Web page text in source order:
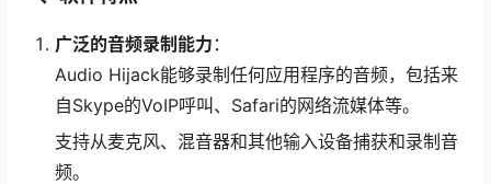
广泛的音频录制能力 ：
Audio Hijack能够录制任何应用程序的音频，包括来
自Skype的VoIP呼叫、Safari的网络流媒体等。
支持从麦克风、混音器和其他输入设备捕获和录制音
频。